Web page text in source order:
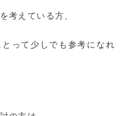
考えている方、
って少しでも参考になれ